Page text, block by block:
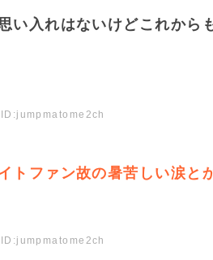
い入れはないけどこれから
ID:jumpmatome2ch
トファン故の暑苦しい涙と
ID:jumpmatome2ch